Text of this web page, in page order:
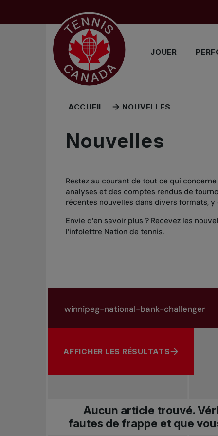
JOUER
ACCUEIL NOUVELLES
Nouvelles
Restez au courant de tout ce qui
analyses et des comptes rendus de
récentes nouvelles dans divers formats,
Envie d’en savoir plus ? Recevez les
l’infolettre Nation de tennis.
Rechercher par sujet, joueur ou autre
AFFICHER LES RÉSULTATS
Aucun article trouvé.
fautes de frappe et que